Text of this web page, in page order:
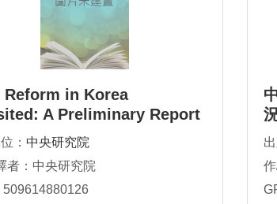
Reform in Korea
A Preliminary Report
Survey Results in Three
in So
： 中央研究院
者：中央研究院
509614880126